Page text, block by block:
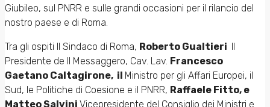
Giubileo, sul PNRR e sulle grandi occasioni per il rilancio del
nostro paese e di Roma.
Tra gli ospiti Il Sindaco di Roma, Roberto Gualtieri Il
Presidente de Il Messaggero, Cav. Lav. Francesco
Gaetano Caltagirone, il Ministro per gli Affari Europei, il
Sud, le Politiche di Coesione e il PNRR, Raffaele Fitto, e
Matteo Salvini Vicepresidente del Consiglio dei Ministri e